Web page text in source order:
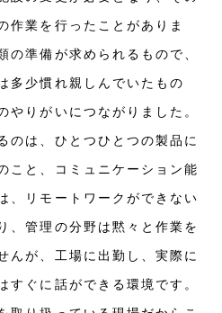
作業を行ったことがありま
の準備が求められるもので、
多少慣れ親しんでいたもの
やりがいにつながりました。
のは、ひとつひとつの製品に
こと、コミュニケーション能
、リモートワークができない
、管理の分野は黙々と作業を
んが、工場に出勤し、実際に
すぐに話ができる環境です。